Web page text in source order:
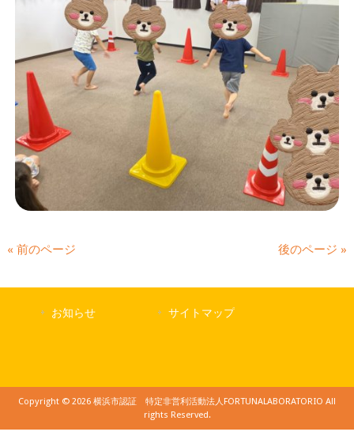
« 前のページ 後のページ »
お知らせ サイトマップ
Copyright © 2026 横浜市認証 特定非営利活動法人FORTUNALABORATORIO All
rights Reserved.